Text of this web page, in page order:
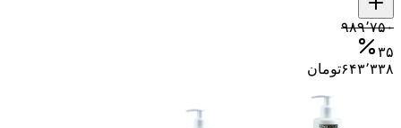
۹۸۹٬۷۵۰
۳۵
۶۴۳٬۳۳۸تومان